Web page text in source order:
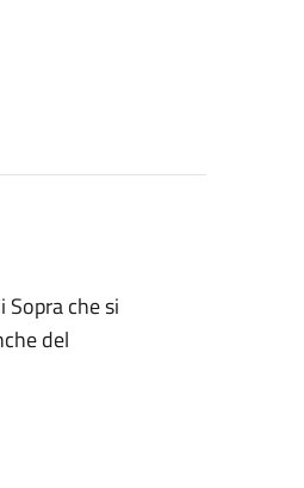
che si
del